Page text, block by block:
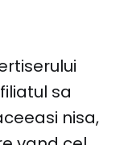
sa
nisa,